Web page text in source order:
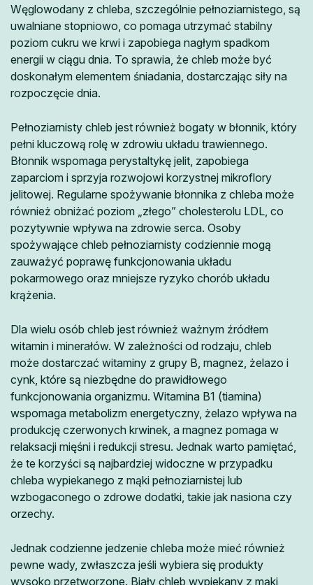
Węglowodany z chleba, szczególnie pełnoziarnistego, są
uwalniane stopniowo, co pomaga utrzymać stabilny
poziom cukru we krwi i zapobiega nagłym spadkom
energii w ciągu dnia. To sprawia, że chleb może być
doskonałym elementem śniadania, dostarczając siły na
rozpoczęcie dnia.
Pełnoziarnisty chleb jest również bogaty w błonnik, który
pełni kluczową rolę w zdrowiu układu trawiennego.
Błonnik wspomaga perystaltykę jelit, zapobiega
zaparciom i sprzyja rozwojowi korzystnej mikroflory
jelitowej. Regularne spożywanie błonnika z chleba może
również obniżać poziom „złego” cholesterolu LDL, co
pozytywnie wpływa na zdrowie serca. Osoby
spożywające chleb pełnoziarnisty codziennie mogą
zauważyć poprawę funkcjonowania układu
pokarmowego oraz mniejsze ryzyko chorób układu
krążenia.
Dla wielu osób chleb jest również ważnym źródłem
witamin i minerałów. W zależności od rodzaju, chleb
może dostarczać witaminy z grupy B, magnez, żelazo i
cynk, które są niezbędne do prawidłowego
funkcjonowania organizmu. Witamina B1 (tiamina)
wspomaga metabolizm energetyczny, żelazo wpływa na
produkcję czerwonych krwinek, a magnez pomaga w
relaksacji mięśni i redukcji stresu. Jednak warto pamiętać,
że te korzyści są najbardziej widoczne w przypadku
chleba wypiekanego z mąki pełnoziarnistej lub
wzbogaconego o zdrowe dodatki, takie jak nasiona czy
orzechy.
Jednak codzienne jedzenie chleba może mieć również
pewne wady, zwłaszcza jeśli wybiera się produkty
wysoko przetworzone. Biały chleb wypiekany z mąki